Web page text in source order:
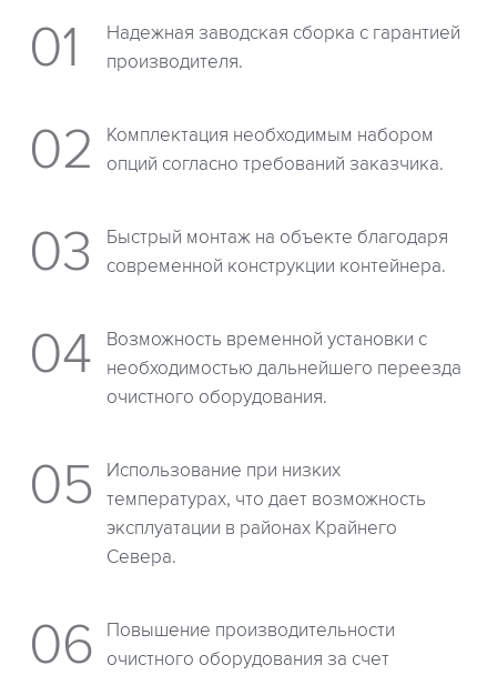
Надежная заводская сборка с гарантией
производителя.
Комплектация необходимым набором
опций согласно требований заказчика.
Быстрый монтаж на объекте благодаря
современной конструкции контейнера.
Возможность временной установки с
необходимостью дальнейшего переезда
очистного оборудования.
Использование при низких
температурах, что дает возможность
эксплуатации в районах Крайнего
Севера.
Повышение производительности
очистного оборудования за счет